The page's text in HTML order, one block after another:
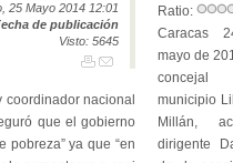
25 Mayo 2014 12:01
de publicación
Visto: 5645
coordinador nacional
que el gobierno
pobreza” ya que “en
Ratio:
Caracas
mayo de
municipio
Millán,
dirigente